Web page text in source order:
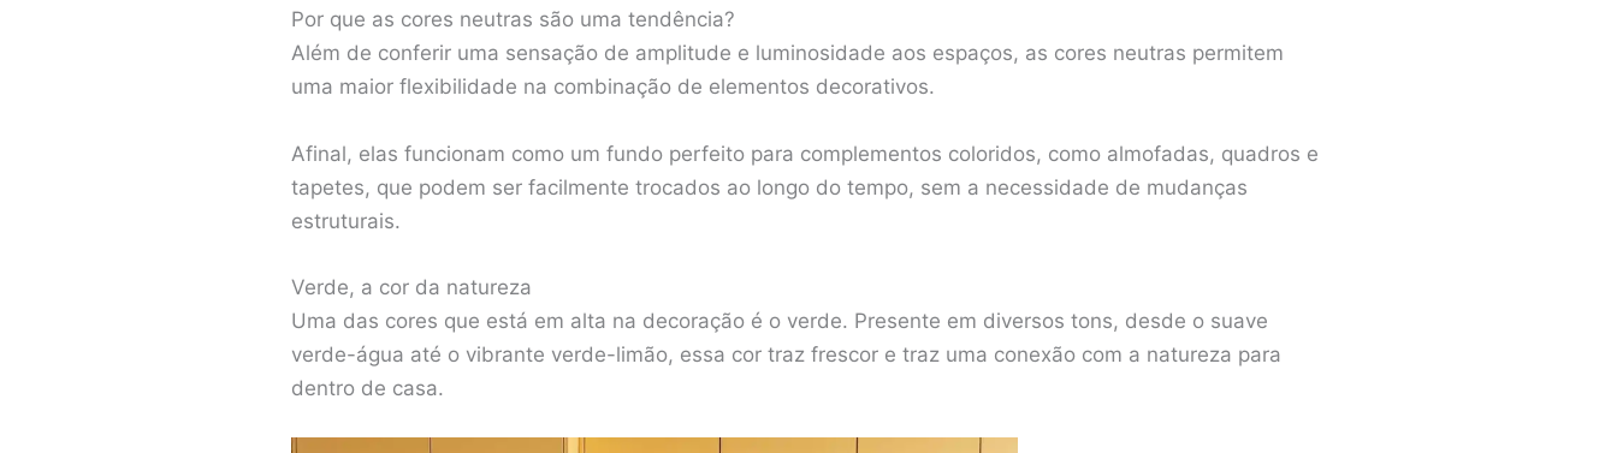
Por que as cores neutras são uma tendência?
Além de conferir uma sensação de amplitude e luminosidade aos espaços, as cores neutras permitem
uma maior flexibilidade na combinação de elementos decorativos.
Afinal, elas funcionam como um fundo perfeito para complementos coloridos, como almofadas, quadros e
tapetes, que podem ser facilmente trocados ao longo do tempo, sem a necessidade de mudanças
estruturais.
Verde, a cor da natureza
Uma das cores que está em alta na decoração é o verde. Presente em diversos tons, desde o suave
verde-água até o vibrante verde-limão, essa cor traz frescor e traz uma conexão com a natureza para
dentro de casa.